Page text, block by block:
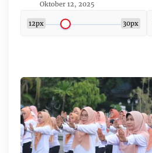
Oktober 12, 2025
12px 30px